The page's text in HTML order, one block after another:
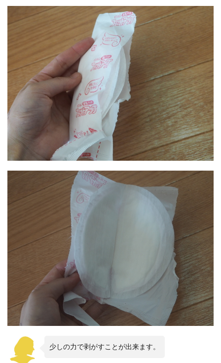
少しの力で剥がすことが出来ます。